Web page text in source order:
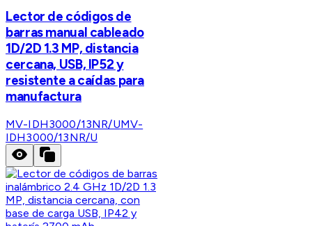
Lector de códigos de
barras manual cableado
1D/2D 1.3 MP, distancia
cercana, USB, IP52 y
resistente a caídas para
manufactura
MV-IDH3000/13NR/UMV-
IDH3000/13NR/U